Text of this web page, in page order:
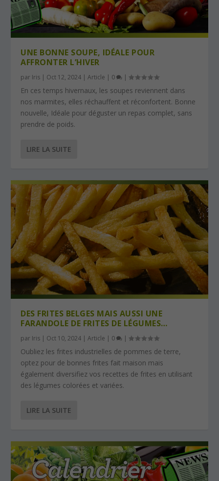
UNE BONNE SOUPE, IDÉALE POUR
AFFRONTER L’HIVER
par Iris | Oct 12, 2024 |Article | 0 |
En ces temps hivernaux, les soupes reviennent dans
nos marmites, elles réchauffent et réconfortent. Bonne
nouvelle, Idéale pour déguster un repas complet, sans
prendre de poids.
LIRE LA SUITE
DES FRITES BELGES MAIS AUSSI UNE
FARANDOLE DE FRITES DE LÉGUMES…
par Iris | Oct 10, 2024 |Article | 0 |
Oubliez les frites industrielles de pommes de terre,
optez pour de bonnes frites fait maison mais
également diversifiez vos recettes de frites en utilisant
des légumes colorées et variées.
LIRE LA SUITE